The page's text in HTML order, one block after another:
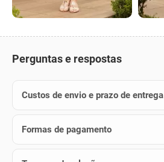
Perguntas e respostas
Custos de envio e prazo de entrega
Formas de pagamento